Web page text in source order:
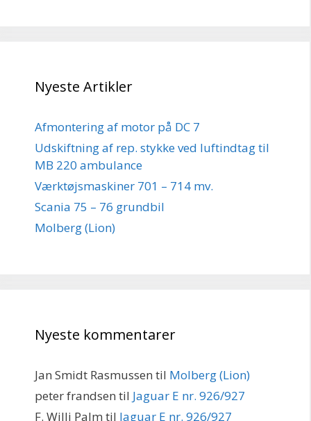
Nyeste Artikler
Afmontering af motor på DC 7
Udskiftning af rep. stykke ved luftindtag til
MB 220 ambulance
Værktøjsmaskiner 701 – 714 mv.
Scania 75 – 76 grundbil
Molberg (Lion)
Nyeste kommentarer
Jan Smidt Rasmussen til Molberg (Lion)
peter frandsen til Jaguar E nr. 926/927
F. Willi Palm til Jaguar E nr. 926/927